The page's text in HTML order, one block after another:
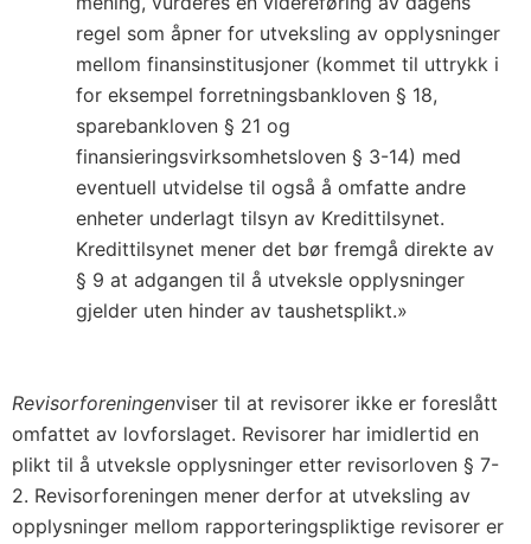
regel som åpner for utveksling av opplysninger
mellom finansinstitusjoner (kommet til uttrykk i
for eksempel forretningsbankloven § 18,
sparebankloven § 21 og
finansieringsvirksomhetsloven § 3-14) med
eventuell utvidelse til også å omfatte andre
enheter underlagt tilsyn av Kredittilsynet.
Kredittilsynet mener det bør fremgå direkte av
§ 9 at adgangen til å utveksle opplysninger
gjelder uten hinder av taushetsplikt.»
Revisorforeningenviser til at revisorer ikke er foreslått
omfattet av lovforslaget. Revisorer har imidlertid en
plikt til å utveksle opplysninger etter revisorloven § 7-
2. Revisorforeningen mener derfor at utveksling av
opplysninger mellom rapporteringspliktige revisorer er